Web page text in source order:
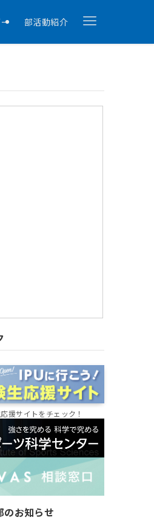
部活動紹介
援サイトをチェック！
のお知らせ